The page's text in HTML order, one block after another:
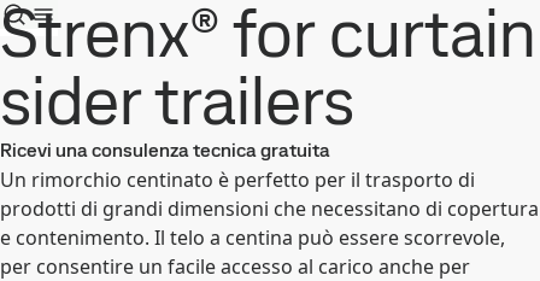
Strenx® for curtain
sider trailers
Ricevi una consulenza tecnica gratuita
Un rimorchio centinato è perfetto per il trasporto di
prodotti di grandi dimensioni che necessitano di copertura
e contenimento. Il telo a centina può essere scorrevole,
per consentire un facile accesso al carico anche per